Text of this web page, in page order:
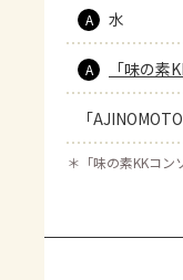
A 水
A 「味の素
「
＊ 「味の素KKコ